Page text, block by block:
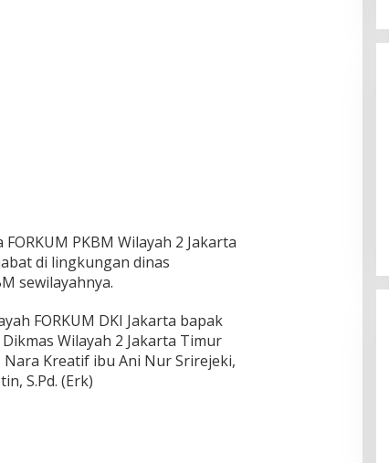
PKBM Wilayah 2 Jakarta
di lingkungan dinas
sewilayahnya.
FORKUM DKI Jakarta bapak
Wilayah 2 Jakarta Timur
Kreatif ibu Ani Nur Srirejeki,
S.Pd. (Erk)